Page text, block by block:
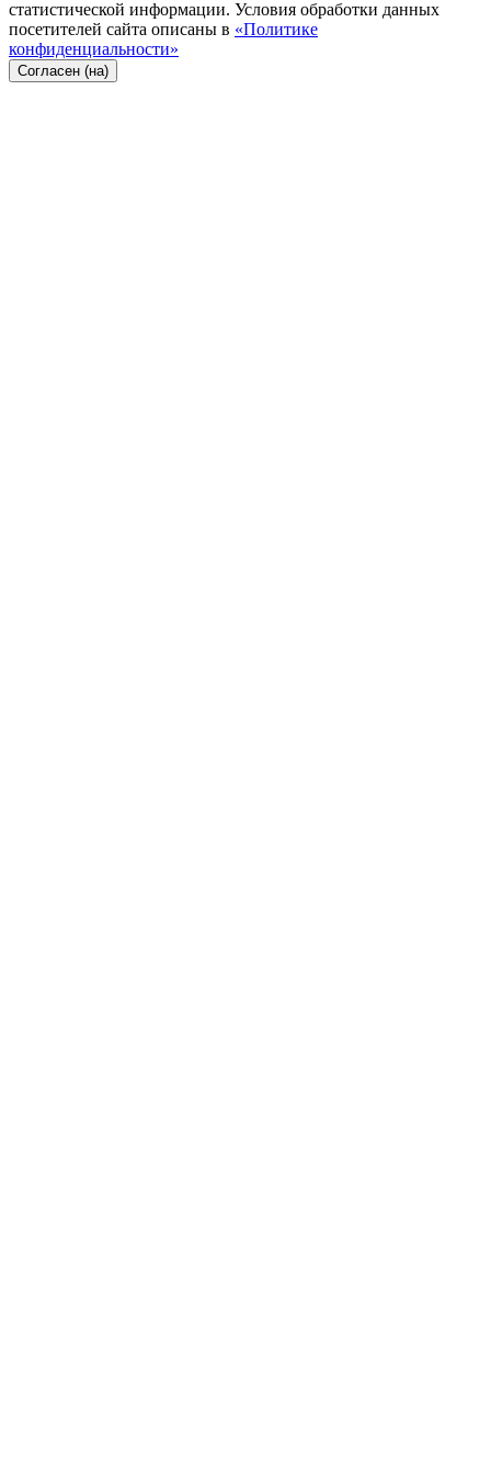
статистической информации. Условия обработки данных
посетителей сайта описаны в «Политике
конфиденциальности»
Согласен (на)